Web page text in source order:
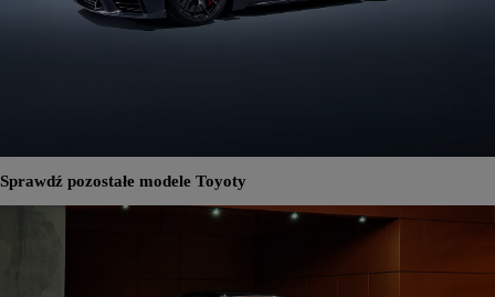
Sprawdź pozostałe modele Toyoty